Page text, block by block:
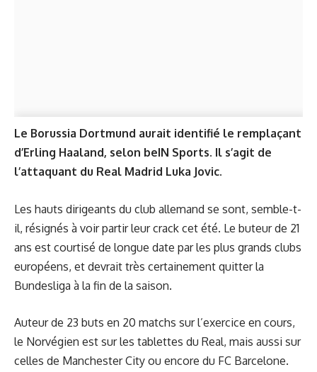
Le Borussia Dortmund aurait identifié le remplaçant
d’Erling Haaland, selon beIN Sports. Il s’agit de
l’attaquant du Real Madrid Luka Jovic.
Les hauts dirigeants du club allemand se sont, semble-t-
il, résignés à voir partir leur crack cet été. Le buteur de 21
ans est courtisé de longue date par les plus grands clubs
européens, et devrait très certainement quitter la
Bundesliga à la fin de la saison.
Auteur de 23 buts en 20 matchs sur l’exercice en cours,
le Norvégien est sur les tablettes du Real, mais aussi sur
celles de Manchester City ou encore du FC Barcelone.